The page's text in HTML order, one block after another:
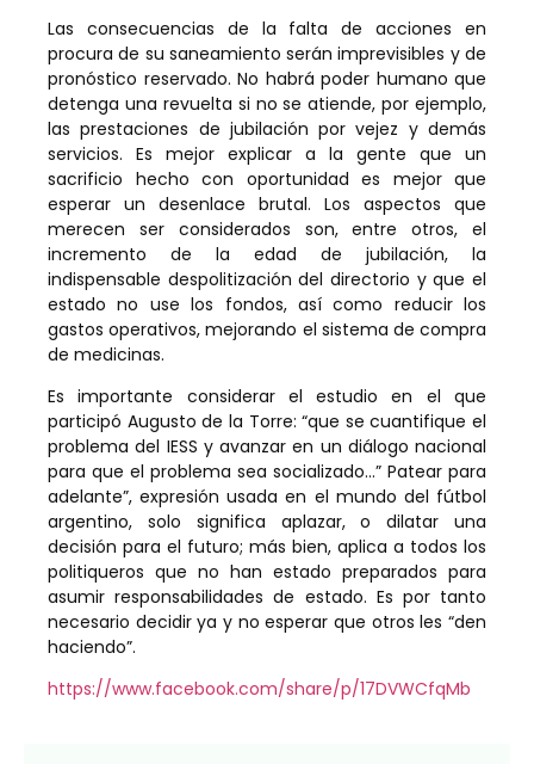
Las consecuencias de la falta de acciones en
procura de su saneamiento serán imprevisibles y de
pronóstico reservado. No habrá poder humano que
detenga una revuelta si no se atiende, por ejemplo,
las prestaciones de jubilación por vejez y demás
servicios. Es mejor explicar a la gente que un
sacrificio hecho con oportunidad es mejor que
esperar un desenlace brutal. Los aspectos que
merecen ser considerados son, entre otros, el
incremento de la edad de jubilación, la
indispensable despolitización del directorio y que el
estado no use los fondos, así como reducir los
gastos operativos, mejorando el sistema de compra
de medicinas.
Es importante considerar el estudio en el que
participó Augusto de la Torre: “que se cuantifique el
problema del IESS y avanzar en un diálogo nacional
para que el problema sea socializado…” Patear para
adelante”, expresión usada en el mundo del fútbol
argentino, solo significa aplazar, o dilatar una
decisión para el futuro; más bien, aplica a todos los
politiqueros que no han estado preparados para
asumir responsabilidades de estado. Es por tanto
necesario decidir ya y no esperar que otros les “den
haciendo”.
https://www.facebook.com/share/p/17DVWCfqMb